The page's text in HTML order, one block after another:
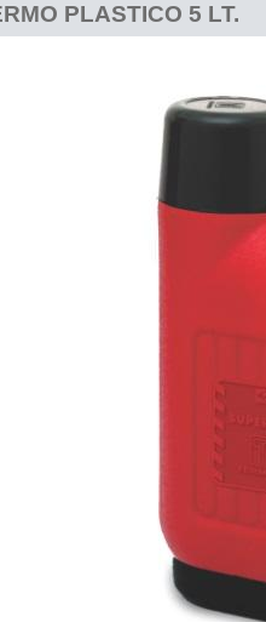
PLASTICO 5 LT.